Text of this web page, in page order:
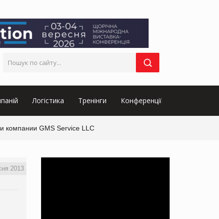
Логістика Тренінги Конференції
компании GMS Service LLC
2013